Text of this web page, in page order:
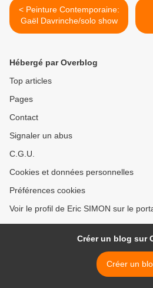
< Peinture Contemporaine:
Gaël Davrinche/solo show
Hébergé par Overblog
Top articles
Pages
Contact
Signaler un abus
C.G.U.
Cookies et données personnelles
Préférences cookies
Voir le profil de Eric SIMON sur le
Créer un blog sur
Créer un